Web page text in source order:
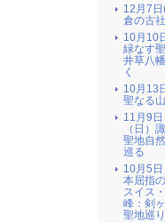
12月7
倉の古
10月10
緑なす
井草八
く
10月13
聖なる
11月9
（日）
聖地自
巡る
10月5
本屈指
スイス
峰：剣
聖地巡